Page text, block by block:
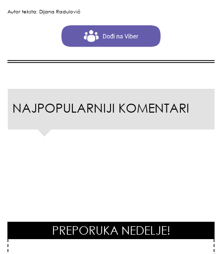
Autor teksta: Dijana Radulović
NAJPOPULARNIJI KOMENTARI
PREPORUKA NEDELJE!